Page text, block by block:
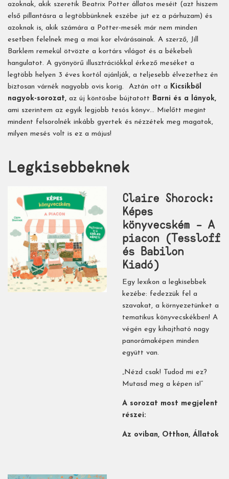
azoknak, akik szeretik Beatrix Potter állatos meséit (azt hiszem
első pillantásra a legtöbbünknek eszébe jut ez a párhuzam) és
azoknak is, akik számára a Potter-mesék már nem minden
esetben felelnek meg a mai kor elvárásainak. A szerző, Jill
Barklem remekül ötvözte a kortárs világot és a békebeli
hangulatot. A gyönyörű illusztrációkkal érkező meséket a
legtöbb helyen 3 éves kortól ajánlják, a teljesebb élvezethez én
biztosan várnék nagyobb ovis korig. Aztán ott a Kicsikből
nagyok-sorozat, az új köntösbe bújtatott Barni és a lányok,
ami szerintem az egyik legjobb tesós könyv... Mielőtt megint
mindent felsorolnék inkább gyertek és nézzétek meg magatok,
milyen mesés volt is ez a május!
Legkisebbeknek
Claire Shorock:
Képes
könyvecském – A
piacon (Tessloff
és Babilon
Kiadó)
Egy lexikon a legkisebbek
kezébe: fedezzük fel a
szavakat, a környezetünket a
tematikus könyvecskékben! A
végén egy kihajtható nagy
panorámaképen minden
együtt van.
„Nézd csak! Tudod mi ez?
Mutasd meg a képen is!”
A sorozat most megjelent
részei:
Az oviban, Otthon, Állatok